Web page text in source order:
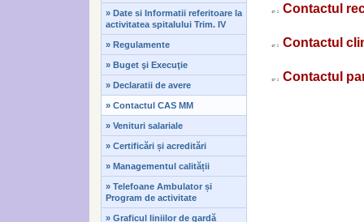
» Date si Informatii referitoare la
activitatea spitalului Trim. IV
» Regulamente
» Buget şi Execuţie
» Declaratii de avere
» Contactul CAS MM
» Venituri salariale
» Certificări și acreditări
» Managementul calității
» Telefoane Ambulator și
Program de activitate
» Graficul liniilor de gardă
Contactul
Contactul
Contactul